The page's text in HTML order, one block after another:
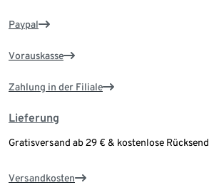
Paypal
Vorauskasse
Zahlung in der Filiale
Lieferung
Gratisversand ab 29 € & kostenlose
Versandkosten